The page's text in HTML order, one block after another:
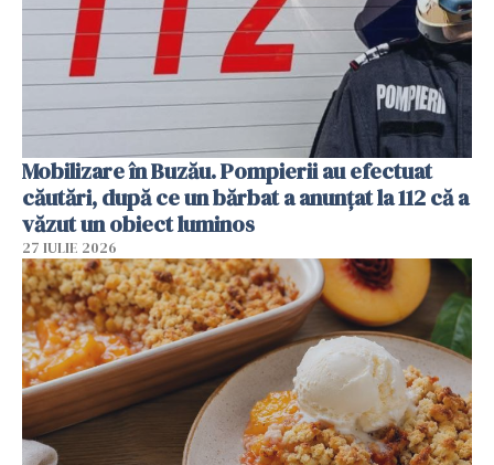
Mobilizare în Buzău. Pompierii au efectuat
căutări, după ce un bărbat a anunțat la 112 că a
văzut un obiect luminos
27 IULIE 2026